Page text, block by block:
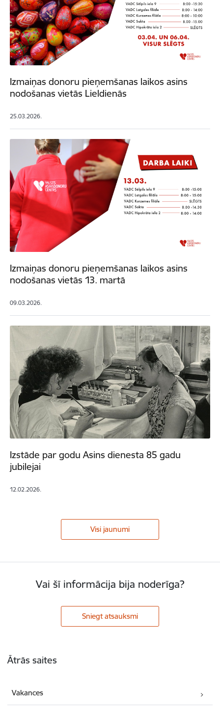
Izmaiņas donoru pieņemšanas laikos asins
nodošanas vietās Lieldienās
25.03.2026.
Izmaiņas donoru pieņemšanas laikos asins
nodošanas vietās 13. martā
09.03.2026.
Izstāde par godu Asins dienesta 85 gadu
jubilejai
12.02.2026.
Visi jaunumi
Vai šī informācija bija noderīga?
Sniegt atsauksmi
Ātrās saites
Vakances